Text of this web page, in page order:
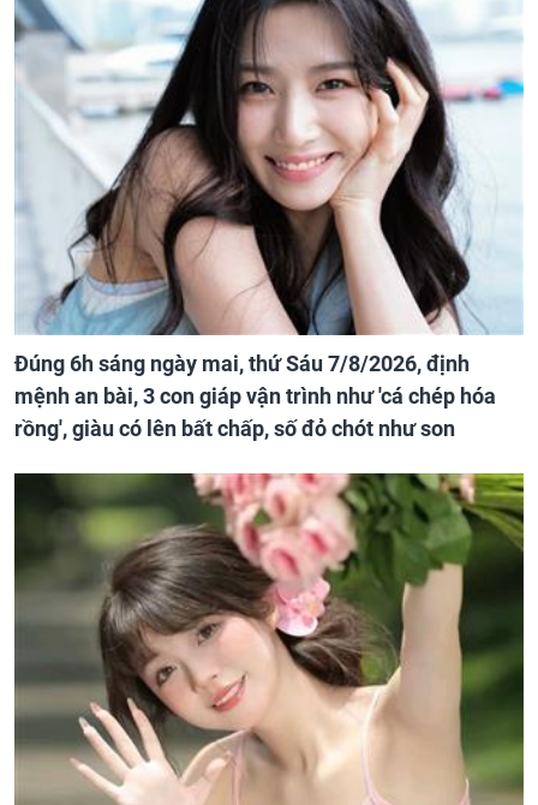
Đúng 6h sáng ngày mai, thứ Sáu 7/8/2026, định
mệnh an bài, 3 con giáp vận trình như 'cá chép hóa
rồng', giàu có lên bất chấp, số đỏ chót như son